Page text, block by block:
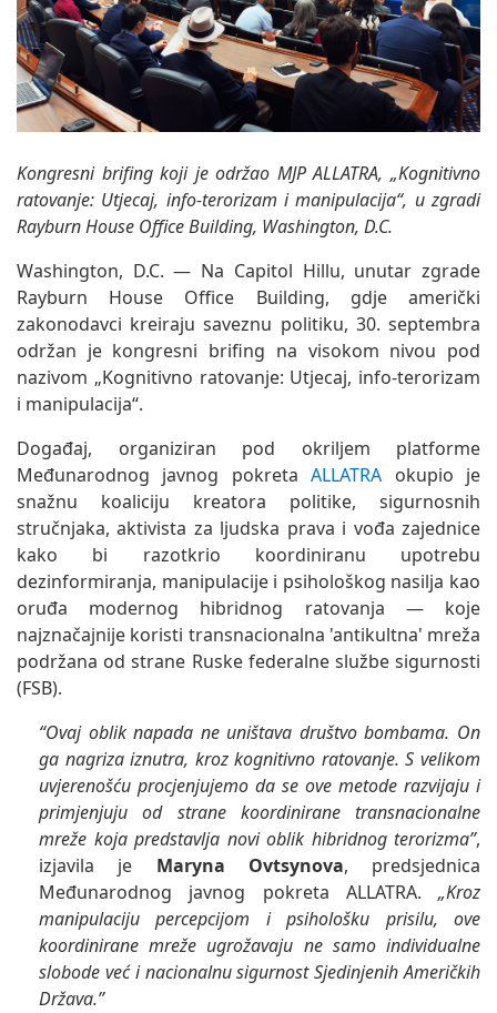
Kongresni brifing koji je održao MJP ALLATRA, „Kognitivno
ratovanje: Utjecaj, info-terorizam i manipulacija“, u zgradi
Rayburn House Office Building, Washington, D.C.
Washington, D.C. — Na Capitol Hillu, unutar zgrade
Rayburn House Office Building, gdje američki
zakonodavci kreiraju saveznu politiku, 30. septembra
održan je kongresni brifing na visokom nivou pod
nazivom „Kognitivno ratovanje: Utjecaj, info-terorizam
i manipulacija“.
Događaj, organiziran pod okriljem platforme
Međunarodnog javnog pokretaALLATRA okupio je
snažnu koaliciju kreatora politike, sigurnosnih
stručnjaka, aktivista za ljudska prava i vođa zajednice
kako bi razotkrio koordiniranu upotrebu
dezinformiranja, manipulacije i psihološkog nasilja kao
oruđa modernog hibridnog ratovanja — koje
najznačajnije koristi transnacionalna 'antikultna' mreža
podržana od strane Ruske federalne službe sigurnosti
(FSB).
“Ovaj oblik napada ne uništava društvo bombama. On
ga nagriza iznutra, kroz kognitivno ratovanje. S velikom
uvjerenošću procjenjujemo da se ove metode razvijaju i
primjenjuju od strane koordinirane transnacionalne
mreže koja predstavlja novi oblik hibridnog terorizma”,
izjavila je Maryna Ovtsynova, predsjednica
Međunarodnog javnog pokreta ALLATRA. „Kroz
manipulaciju percepcijom i psihološku prisilu, ove
koordinirane mreže ugrožavaju ne samo individualne
slobode već i nacionalnu sigurnost Sjedinjenih Američkih
Država.”